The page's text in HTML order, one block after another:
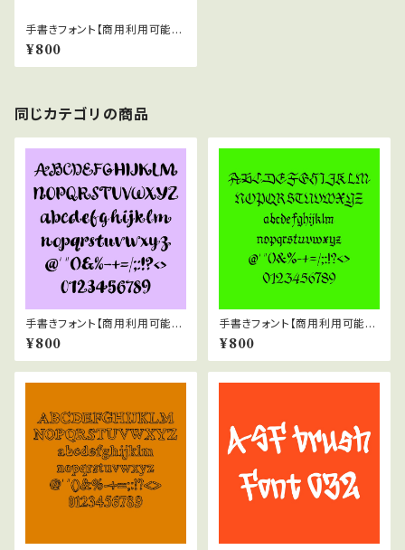
手書きフォント【商用利用可能】0
38
¥800
同じカテゴリの商品
手書きフォント【商用利用可能】0
42
¥800
手書きフォント【商用利用可能】0
37
¥800